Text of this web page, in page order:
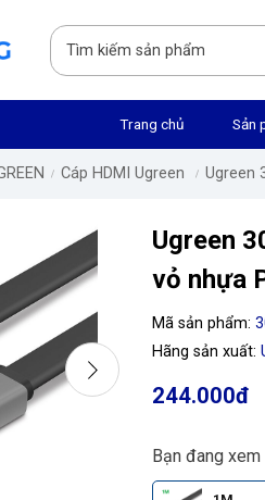
Trang chủ Sản
Cáp HDMI Ugreen
Ugreen
vỏ nhựa
Mã sản phẩm:
Hãng sản xuất:
244.000đ
Bạn đang